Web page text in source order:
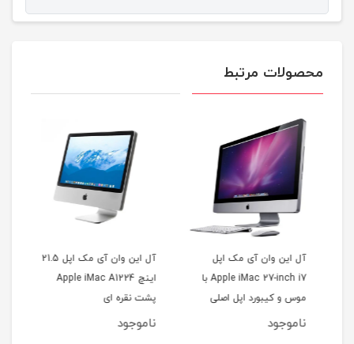
محصولات مرتبط
آل این وان آی مک اپل
Apple iMac 27-inch i7 با
موس و کیبورد اپل اصلی
ناموجود
آل این وان آی مک اپل 21.5
اینچ Apple iMac A1224
پشت نقره ای
ناموجود